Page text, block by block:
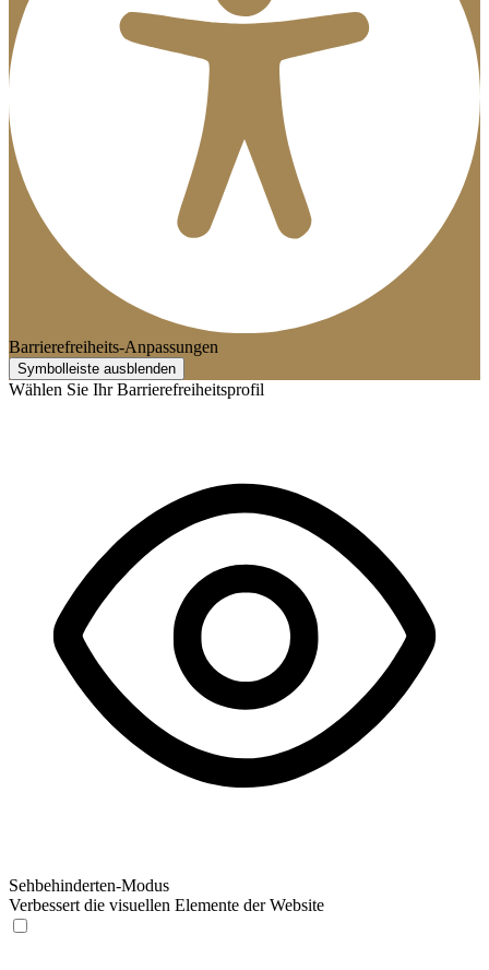
Barrierefreiheits-Anpassungen
Symbolleiste ausblenden
Wählen Sie Ihr Barrierefreiheitsprofil
Sehbehinderten-Modus
Verbessert die visuellen Elemente der Website